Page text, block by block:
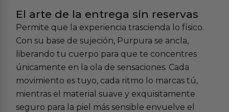
El arte de la entrega sin reservas
Permite que la experiencia trascienda lo físico.
Con su base de sujeción, Purpura se ancla,
liberando tu cuerpo para que te concentres
únicamente en la ola de sensaciones. Cada
movimiento es tuyo, cada ritmo lo marcas tú,
mientras el material suave y exquisitamente
seguro para la piel más sensible envuelve el